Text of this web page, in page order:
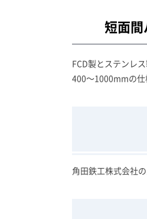
短面
FCD製とステンレ
400～1000mmの仕
角田鉄工株式会社